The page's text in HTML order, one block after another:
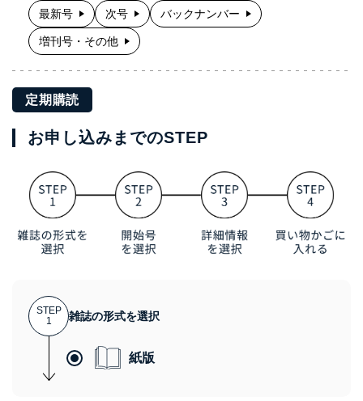
最新号 次号 バックナンバー
増刊号・その他
定期購読
お申し込みまでのSTEP
STEP
1
雑誌の形式を選択
紙版